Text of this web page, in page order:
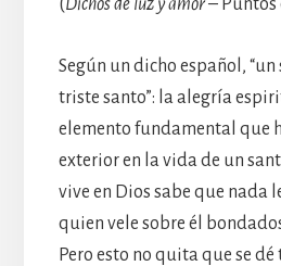
Según un dicho español,
triste santo”: la alegría
elemento fundamental que
exterior en la vida de un
vive en Dios sabe que nada
quien vele sobre él
Pero esto no quita que se